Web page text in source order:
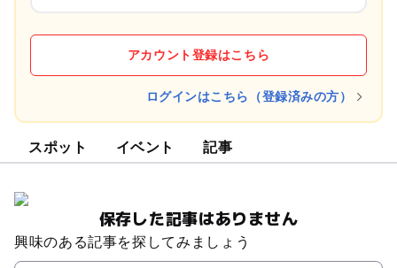
アカウント登録はこちら
ログインはこちら（登録済みの方）
スポット イベント 記事
保存した記事はありません
興味のある記事を探してみましょう